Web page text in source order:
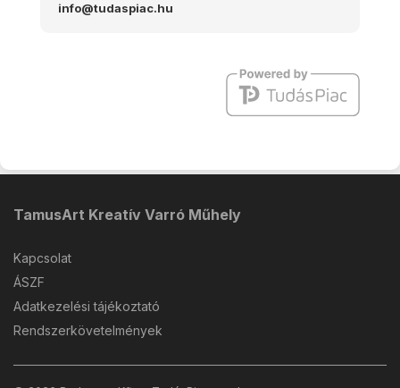
info@tudaspiac.hu
TamusArt Kreatív Varró Műhely
Kapcsolat
ÁSZF
Adatkezelési tájékoztató
Rendszerkövetelmények